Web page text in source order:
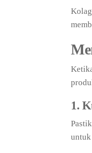
1.
untuk